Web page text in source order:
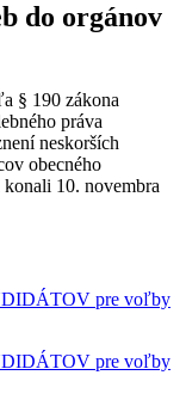
do orgánov
§ 190 zákona
práva
neskorších
obecného
10. novembra
pre voľby
pre voľby